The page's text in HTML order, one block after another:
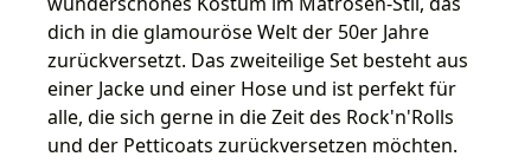
dich in die glamouröse Welt der 50er Jahre
zurückversetzt. Das zweiteilige Set besteht aus
einer Jacke und einer Hose und ist perfekt für
alle, die sich gerne in die Zeit des Rock'n'Rolls
und der Petticoats zurückversetzen möchten.